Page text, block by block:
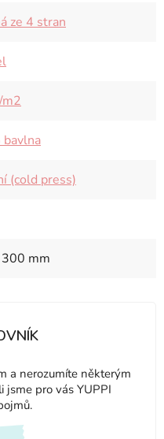
ze 4 stran
(cold press)
mm
a nerozumíte některým
jsme pro vás YUPPI